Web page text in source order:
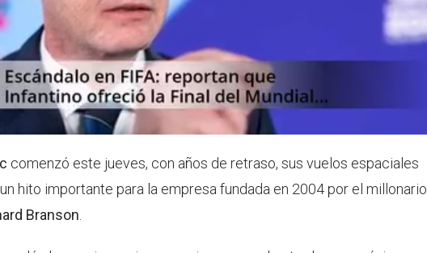
comenzó este jueves, con años de retraso, sus vuelos espaciales
hito importante para la empresa fundada en 2004 por el millonario
Branson